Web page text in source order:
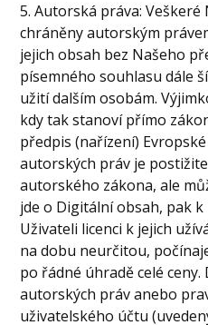
5. Autorská práva:
chráněny autorským
jejich obsah bez Našeho
písemného souhlasu dále
užití dalším osobám.
kdy tak stanoví přímo
předpis (nařízení)
autorských práv je
autorského zákona, ale
jde o Digitální obsah, pak
Uživateli licenci k jejich
na dobu neurčitou,
po řádné úhradě celé
autorských práv anebo
uživatelského účtu